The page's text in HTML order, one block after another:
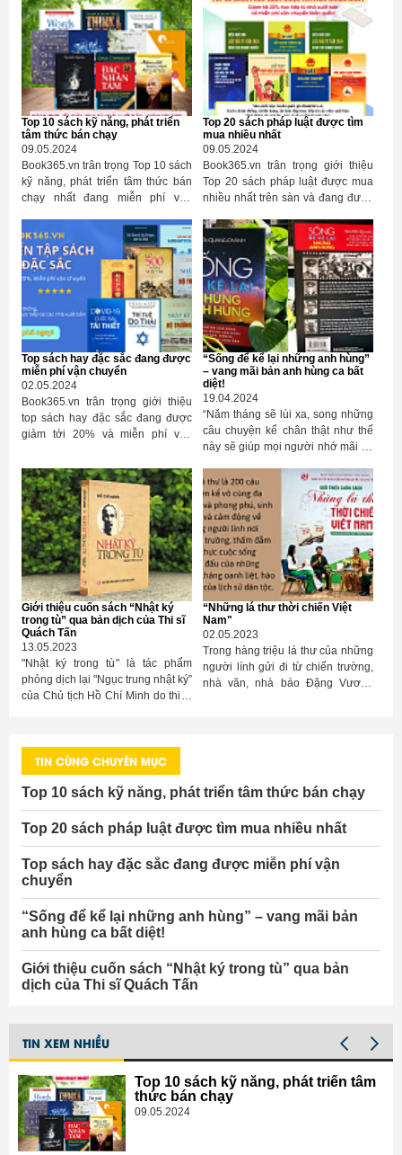
Top 10 sách kỹ năng, phát triển
tâm thức bán chạy
09.05.2024
Book365.vn trân trọng Top 10 sách
kỹ năng, phát triển tâm thức bán
chạy nhất đang miễn phí vận
bạn tham khảo!
Top 20 sách pháp luật được tìm
mua nhiều nhất
09.05.2024
Book365.vn trân trọng giới thiệu
Top 20 sách pháp luật được mua
nhiều nhất trên sàn và đang được
chuyển toàn quốc. Kính mời Quý
bạn tham khảo!
Top sách hay đặc sắc đang được
miễn phí vận chuyển
02.05.2024
Book365.vn trân trọng giới thiệu
top sách hay đặc sắc đang được
giảm tới 20% và miễn phí vận
lựa chọn từ những cuốn sách
được mua nhiều nhất trên sàn, xin
mời Quý bạn tham khảo.
“Sống để kể lại những anh hùng”
– vang mãi bản anh hùng ca bất
diệt!
19.04.2024
“Năm tháng sẽ lùi xa, song những
câu chuyện kể chân thật như thế
này sẽ giúp mọi người nhớ mãi về
bến của những người chiến sĩ, bộ
đội cụ Hồ. Cuốn sách là những tư
liệu tốt để giáo dục lòng yêu
nước." - Đại tướng Phạm Văn Trà,
nguyên Ủy viên Bộ Chính trị,
nguyên Bộ trưởng Bộ Quốc phòng
nhận định về cuốn sách “Sống để
kể lại những anh hùng” của tác giả
Nguyễn Quang Chánh.
Giới thiệu cuốn sách “Nhật ký
trong tù” qua bản dịch của Thi sĩ
Quách Tấn
13.05.2023
"Nhật ký trong tù" là tác phẩm
phỏng dịch lại "Ngục trung nhật ký”
của Chủ tịch Hồ Chí Minh do thi sĩ
“Những lá thư thời chiến Việt
Nam"
02.05.2023
Trong hàng triệu lá thư của những
người lính gửi đi từ chiến trường,
nhà văn, nhà báo Đặng Vương
thiệu sách được tổ chức tại Đường
sách Thành phố Hồ Chí Minh vào
ngày 15/4.
TIN CÙNG CHUYÊN MỤC
Top 10 sách kỹ năng, phát triển tâm thức bán chạy
Top 20 sách pháp luật được tìm mua nhiều nhất
Top sách hay đặc sắc đang được miễn phí vận
chuyển
“Sống để kể lại những anh hùng” – vang mãi bản
anh hùng ca bất diệt!
Giới thiệu cuốn sách “Nhật ký trong tù” qua bản
dịch của Thi sĩ Quách Tấn
TIN XEM NHIỀU
Top 10 sách kỹ năng, phát triển tâm
thức bán chạy
09.05.2024